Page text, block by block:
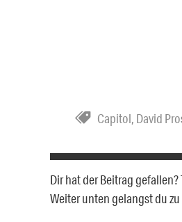
Capitol, David
Dir hat der Beitrag
Weiter unten gelangst du